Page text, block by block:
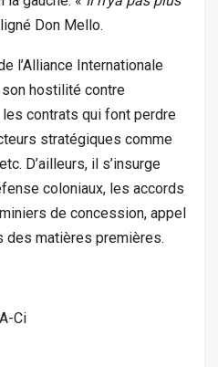
Don Mello.
l’Alliance Internationale
hostilité contre
les contrats qui font perdre
stratégiques comme
D’ailleurs, il s’insurge
coloniaux, les accords
de concession, appel
des matières premières.
Ci